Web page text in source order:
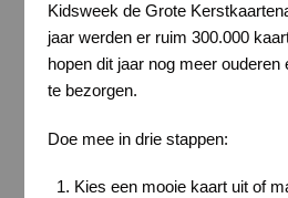
Kidsweek de Grote
jaar werden er ruim 300.000
hopen dit jaar nog meer
te bezorgen.
Doe mee in drie stappen:
Kies een mooie kaart uit of